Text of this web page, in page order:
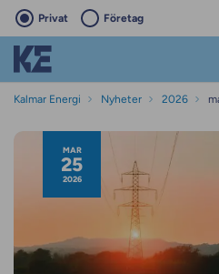
Privat Företag
Kalmar Energi Nyheter 2026
Nyhetsarkiv
MAR
25
2026